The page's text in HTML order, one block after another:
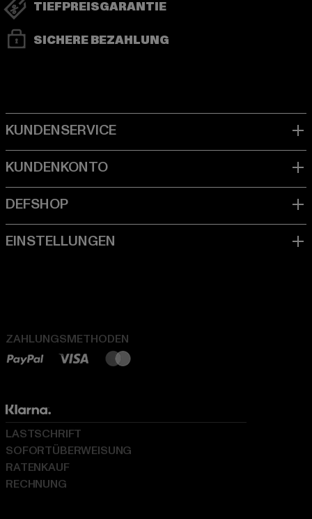
TIEFPREISGARANTIE
SICHERE BEZAHLUNG
ZAHLUNGSMETHODEN
LASTSCHRIFT
SOFORTÜBERWEISUNG
RATENKAUF
RECHNUNG